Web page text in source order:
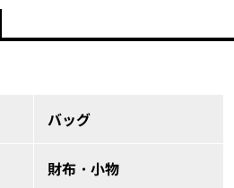
バッグ
財布・小物